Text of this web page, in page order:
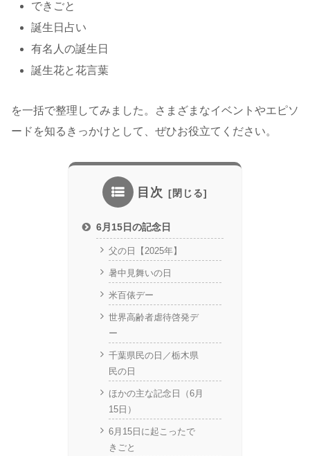
できごと
誕生日占い
有名人の誕生日
誕生花と花言葉
を一括で整理してみました。さまざまなイベントやエピソ
ードを知るきっかけとして、ぜひお役立てください。
目次
6月15日の記念日
父の日【2025年】
暑中見舞いの日
米百俵デー
世界高齢者虐待啓発デ
ー
千葉県民の日／栃木県
民の日
ほかの主な記念日（6月
15日）
6月15日に起こったで
きごと